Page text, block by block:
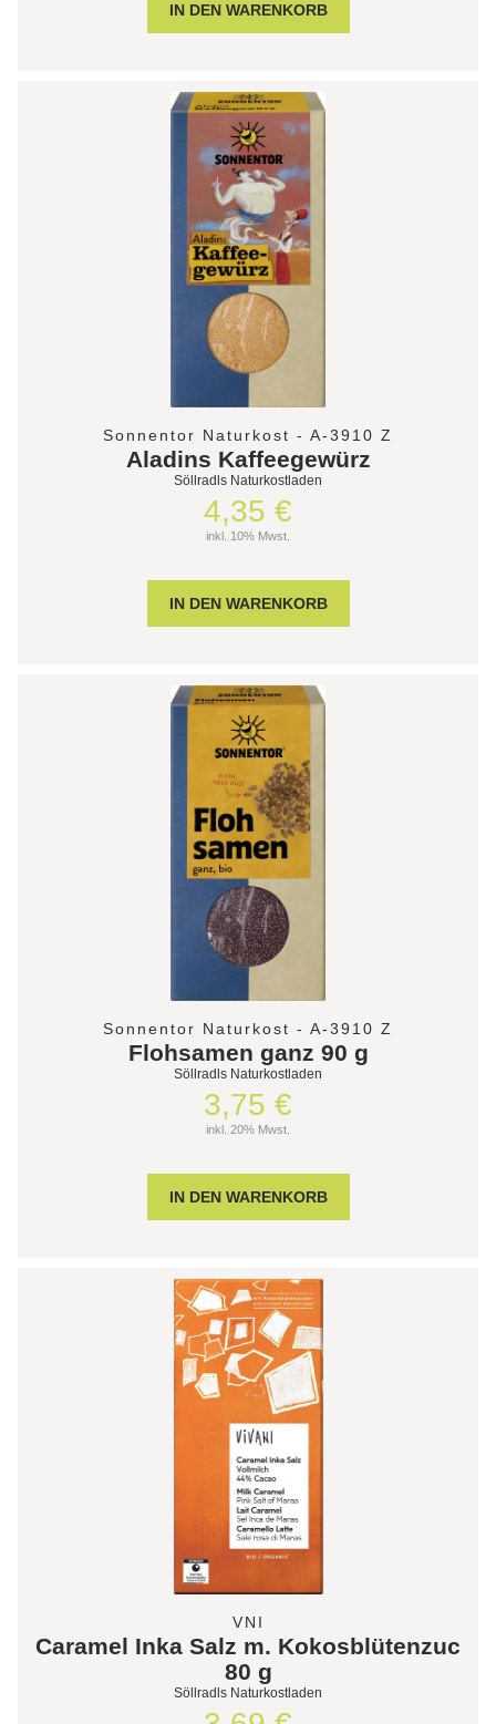
Sonnentor Naturkost - A-3910 Z
Aladins Kaffeegewürz
Söllradls Naturkostladen
4,35 €
inkl. 10% Mwst.
Sonnentor Naturkost - A-3910 Z
Flohsamen ganz 90 g
Söllradls Naturkostladen
3,75 €
inkl. 20% Mwst.
VNI
Caramel Inka Salz m. Kokosblütenzuc
80 g
Söllradls Naturkostladen